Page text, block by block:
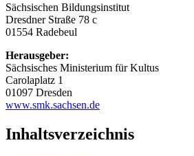
Sächsischen Bildungsinstitut
Dresdner Straße 78 c
01554 Radebeul
Herausgeber:
Sächsisches Ministerium für Kultus
Carolaplatz 1
01097 Dresden
www.smk.sachsen.de
Inhaltsverzeichnis